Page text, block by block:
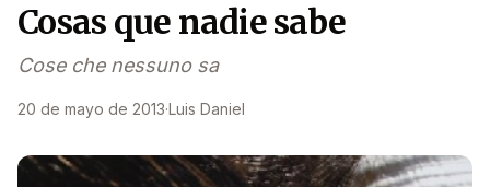
Cosas que nadie sabe
Cose che nessuno sa
20 de mayo de 2013·Luis Daniel